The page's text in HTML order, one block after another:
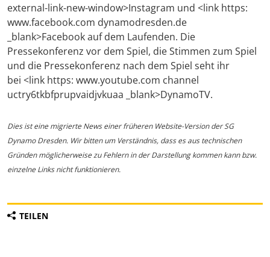
external-link-new-window>Instagram und <link https:
www.facebook.com dynamodresden.de
_blank>Facebook auf dem Laufenden. Die
Pressekonferenz vor dem Spiel, die Stimmen zum Spiel
und die Pressekonferenz nach dem Spiel seht ihr
bei <link https: www.youtube.com channel
uctry6tkbfprupvaidjvkuaa _blank>DynamoTV.
Dies ist eine migrierte News einer früheren Website-Version der SG
Dynamo Dresden. Wir bitten um Verständnis, dass es aus technischen
Gründen möglicherweise zu Fehlern in der Darstellung kommen kann bzw.
einzelne Links nicht funktionieren.
TEILEN